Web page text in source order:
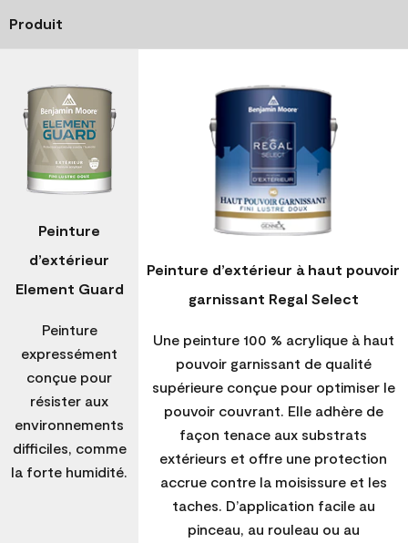
Produit
Peinture
d’extérieur
Element Guard
Peinture
expressément
conçue pour
résister aux
environnements
difficiles, comme
la forte humidité.
Peinture d’extérieur à haut pouvoir
garnissant Regal Select
Une peinture 100 % acrylique à haut
pouvoir garnissant de qualité
supérieure conçue pour optimiser le
pouvoir couvrant. Elle adhère de
façon tenace aux substrats
extérieurs et offre une protection
accrue contre la moisissure et les
taches. D’application facile au
pinceau, au rouleau ou au